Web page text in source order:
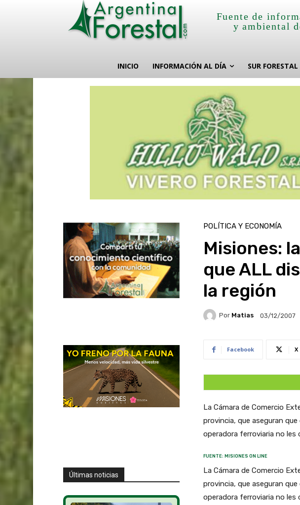
Fuente de
y ambiental
INICIO INFORMACIÓN AL DÍA SUR FORESTAL
Últimas noticias
POLÍTICA Y ECONOMÍA
Misiones:
que ALL
la región
Por Matias 03/12/2007
Facebook X
La Cámara de Comercio
provincia, que aseguran
operadora ferroviaria no les
FUENTE: MISIONES ON LINE
La Cámara de Comercio
provincia, que aseguran
operadora ferroviaria no les